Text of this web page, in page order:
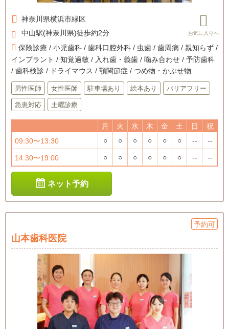
神奈川県横浜市緑区
中山駅(神奈川県)徒歩約2分
保険診療 / 小児歯科 / 歯科口腔外科 / 虫歯 / 歯周病 / 親知らず /
インプラント / 知覚過敏 / 入れ歯・義歯 / 噛み合わせ / 予防歯科
/ 歯科検診 / ドライマウス / 顎関節症 / つめ物・かぶせ物
男性医師 女性医師 駐車場あり 絵本あり バリアフリー
急患対応 土曜診療
月 火 水 木 金 土 日
祝
09:30〜13:30
○ ○ ○ ○ ○ ○ -- --
14:30〜19:00 ○ ○ ○ ○ ○ ○ -- --
ネット予約
予約可
山本歯科医院